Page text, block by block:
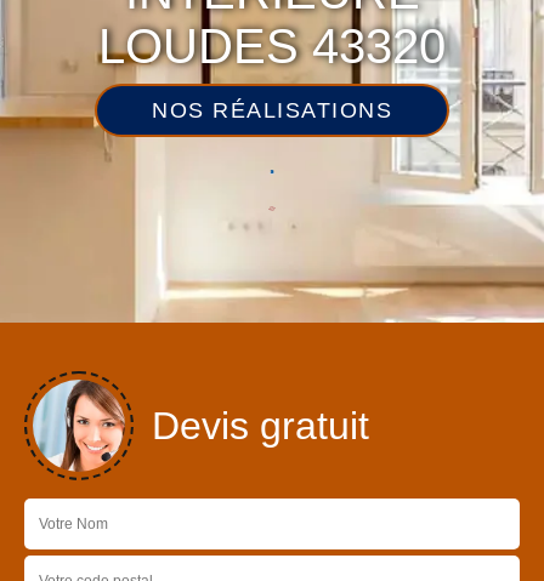
LOUDES 43320
NOS RÉALISATIONS
Devis gratuit